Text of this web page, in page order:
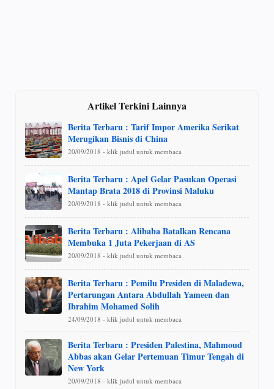
Artikel Terkini Lainnya
Berita Terbaru : Tarif Impor Amerika Serikat
Merugikan Bisnis di China
20/09/2018 - klik judul untuk membaca
Berita Terbaru : Apel Gelar Pasukan Operasi
Mantap Brata 2018 di Provinsi Maluku
20/09/2018 - klik judul untuk membaca
Berita Terbaru : Alibaba Batalkan Rencana
Membuka 1 Juta Pekerjaan di AS
20/09/2018 - klik judul untuk membaca
Berita Terbaru : Pemilu Presiden di Maladewa,
Pertarungan Antara Abdullah Yameen dan
Ibrahim Mohamed Solih
24/09/2018 - klik judul untuk membaca
Berita Terbaru : Presiden Palestina, Mahmoud
Abbas akan Gelar Pertemuan Timur Tengah di
New York
20/09/2018 - klik judul untuk membaca